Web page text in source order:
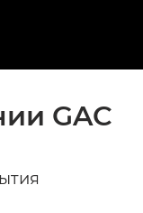
GAC